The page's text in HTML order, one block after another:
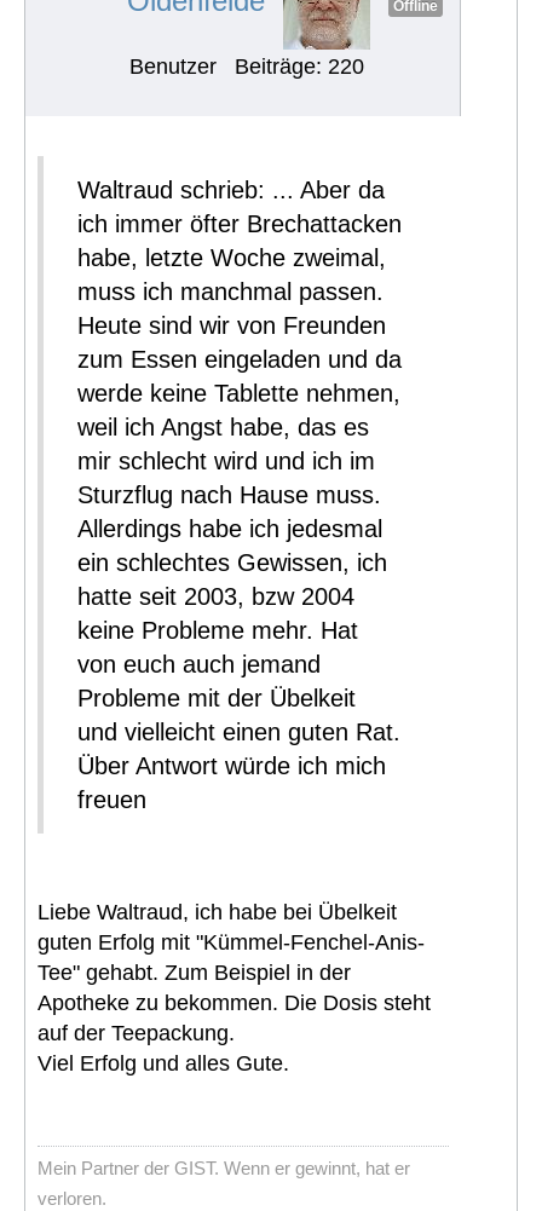
Offline
Benutzer Beiträge: 220
Waltraud schrieb: ... Aber da
ich immer öfter Brechattacken
habe, letzte Woche zweimal,
muss ich manchmal passen.
Heute sind wir von Freunden
zum Essen eingeladen und da
werde keine Tablette nehmen,
weil ich Angst habe, das es
mir schlecht wird und ich im
Sturzflug nach Hause muss.
Allerdings habe ich jedesmal
ein schlechtes Gewissen, ich
hatte seit 2003, bzw 2004
keine Probleme mehr. Hat
von euch auch jemand
Probleme mit der Übelkeit
und vielleicht einen guten Rat.
Über Antwort würde ich mich
freuen
Liebe Waltraud, ich habe bei Übelkeit
guten Erfolg mit "Kümmel-Fenchel-Anis-
Tee" gehabt. Zum Beispiel in der
Apotheke zu bekommen. Die Dosis steht
auf der Teepackung.
Viel Erfolg und alles Gute.
Mein Partner der GIST. Wenn er gewinnt, hat er
verloren.